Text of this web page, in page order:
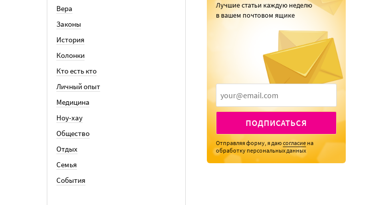
Вера
Законы
История
Колонки
Кто есть кто
Личный опыт
Медицина
Ноу-хау
Общество
Отдых
Семья
События
Лучшие статьи каждую неделю
в вашем почтовом ящике
ПОДПИСАТЬСЯ
Отправляя форму, я даюсогласие на
обработку персональных данных